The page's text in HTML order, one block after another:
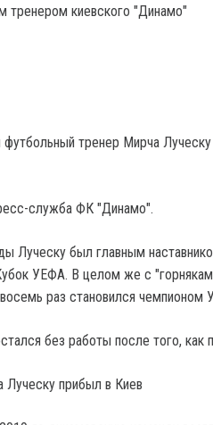
тренером киевского "Динамо"
тренер Мирча
служба ФК "Динамо".
Луческу был главным
УЕФА. В целом же с
раз становился чемпионом
без работы после того, как
Луческу прибыл в Киев